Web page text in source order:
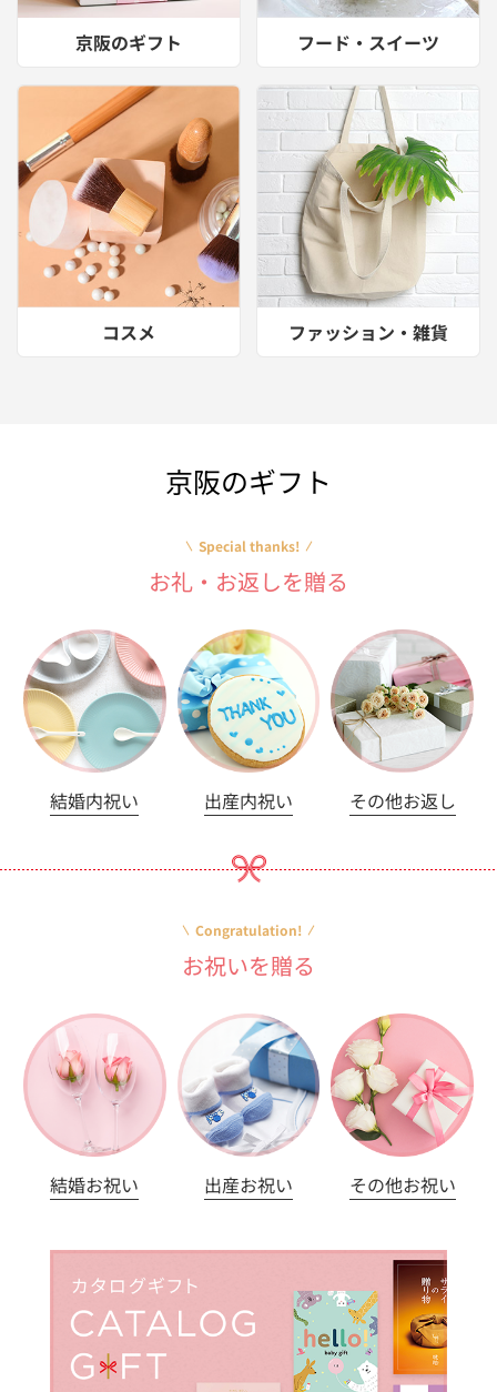
京阪のギフト フード・スイーツ
コスメ ファッション・雑貨
京阪のギフト
Special thanks!
お礼・お返しを贈る
結婚内祝い 出産内祝い その他お返し
Congratulation!
お祝いを贈る
結婚お祝い 出産お祝い その他お祝い